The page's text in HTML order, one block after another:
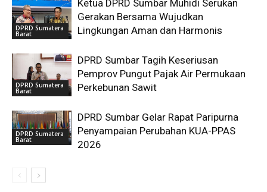
DPRD Sumatera
Barat
Ketua DPRD Sumbar Muhidi Serukan
Gerakan Bersama Wujudkan
Lingkungan Aman dan Harmonis
DPRD Sumatera
Barat
DPRD Sumbar Tagih Keseriusan
Pemprov Pungut Pajak Air Permukaan
Perkebunan Sawit
DPRD Sumatera
Barat
DPRD Sumbar Gelar Rapat Paripurna
Penyampaian Perubahan KUA-PPAS
2026